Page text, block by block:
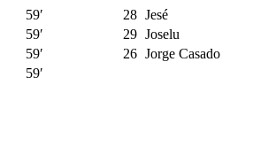
59′ 28 Jesé
59′ 29 Joselu
59′ 26 Jorge Casado
59′